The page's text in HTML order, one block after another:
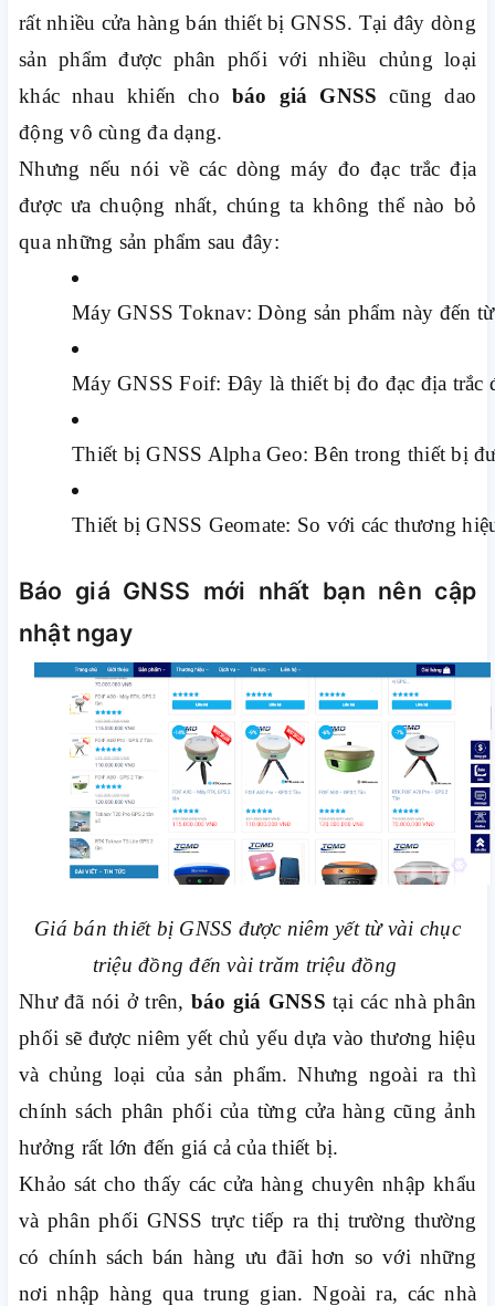
rất nhiều cửa hàng bán thiết bị GNSS. Tại đây dòng
sản phẩm được phân phối với nhiều chủng loại
khác nhau khiến cho báo giá GNSS cũng dao
động vô cùng đa dạng.
Nhưng nếu nói về các dòng máy đo đạc trắc địa
được ưa chuộng nhất, chúng ta không thể nào bỏ
qua những sản phẩm sau đây:
Máy GNSS Toknav: Dòng sản phẩm này đến
Máy GNSS Foif: Đây là thiết bị đo đạc địa trắc
Thiết bị GNSS Alpha Geo: Bên trong thiết bị
Thiết bị GNSS Geomate: So với các thương
Báo giá GNSS mới nhất bạn nên cập
nhật ngay
Giá bán thiết bị GNSS được niêm yết từ vài chục
triệu đồng đến vài trăm triệu đồng
Như đã nói ở trên, báo giá GNSS tại các nhà phân
phối sẽ được niêm yết chủ yếu dựa vào thương hiệu
và chủng loại của sản phẩm. Nhưng ngoài ra thì
chính sách phân phối của từng cửa hàng cũng ảnh
hưởng rất lớn đến giá cả của thiết bị.
Khảo sát cho thấy các cửa hàng chuyên nhập khẩu
và phân phối GNSS trực tiếp ra thị trường thường
có chính sách bán hàng ưu đãi hơn so với những
nơi nhập hàng qua trung gian. Ngoài ra, các nhà